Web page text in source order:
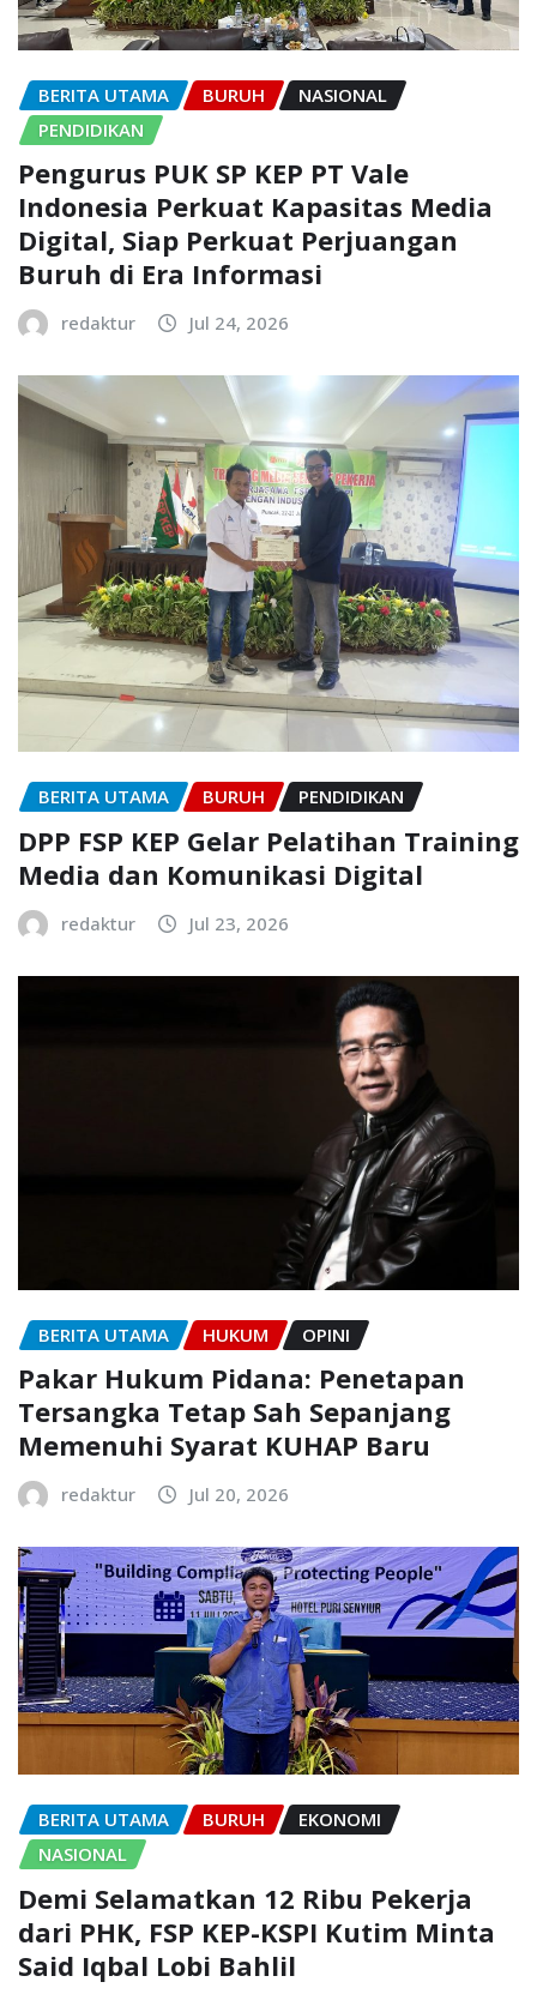
BERITA UTAMA BURUH
NASIONAL
PENDIDIKAN
Pengurus PUK SP KEP PT Vale
Indonesia Perkuat Kapasitas Media
Digital, Siap Perkuat Perjuangan
Buruh di Era Informasi
redaktur Jul 24, 2026
BERITA UTAMA BURUH PENDIDIKAN
DPP FSP KEP Gelar Pelatihan Training
Media dan Komunikasi Digital
redaktur Jul 23, 2026
BERITA UTAMA HUKUM OPINI
Pakar Hukum Pidana: Penetapan
Tersangka Tetap Sah Sepanjang
Memenuhi Syarat KUHAP Baru
redaktur Jul 20, 2026
BERITA UTAMA BURUH
EKONOMI
NASIONAL
Demi Selamatkan 12 Ribu Pekerja
dari PHK, FSP KEP-KSPI Kutim Minta
Said Iqbal Lobi Bahlil